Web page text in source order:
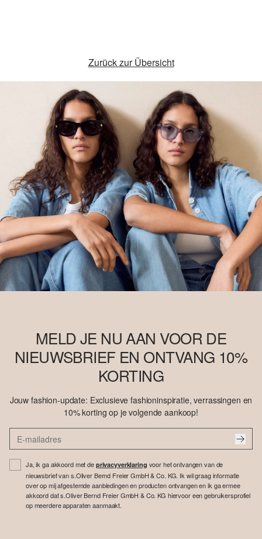
Zurück zur Übersicht
MELD JE NU AAN VOOR DE
NIEUWSBRIEF EN ONTVANG 10%
KORTING
Jouw fashion-update: Exclusieve fashioninspiratie, verrassingen en
10% korting op je volgende aankoop!
Ja, ik ga akkoord met de privacyverklaring voor het ontvangen van de
nieuwsbrief van s.Oliver Bernd Freier GmbH & Co. KG. Ik wil graag informatie
over op mij afgestemde aanbiedingen en producten ontvangen en ik ga ermee
akkoord dat s.Oliver Bernd Freier GmbH & Co. KG hiervoor een gebruikersprofiel
op meerdere apparaten aanmaakt.